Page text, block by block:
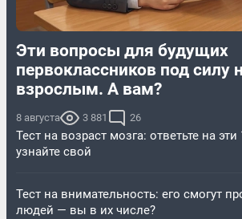
Эти вопросы для будущих
первоклассников под силу
взрослым. А вам?
8 августа 3 881 26
Тест на возраст мозга: ответьте на
узнайте свой
Тест на внимательность: его смогут
людей — вы в их числе?